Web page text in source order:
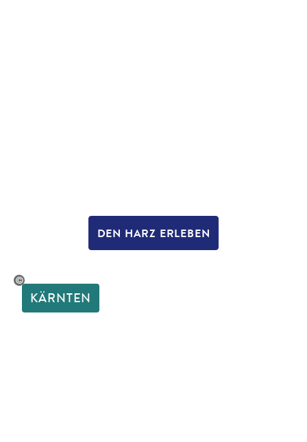
DEN HARZ ERLEBEN
- gty
KÄRNTEN